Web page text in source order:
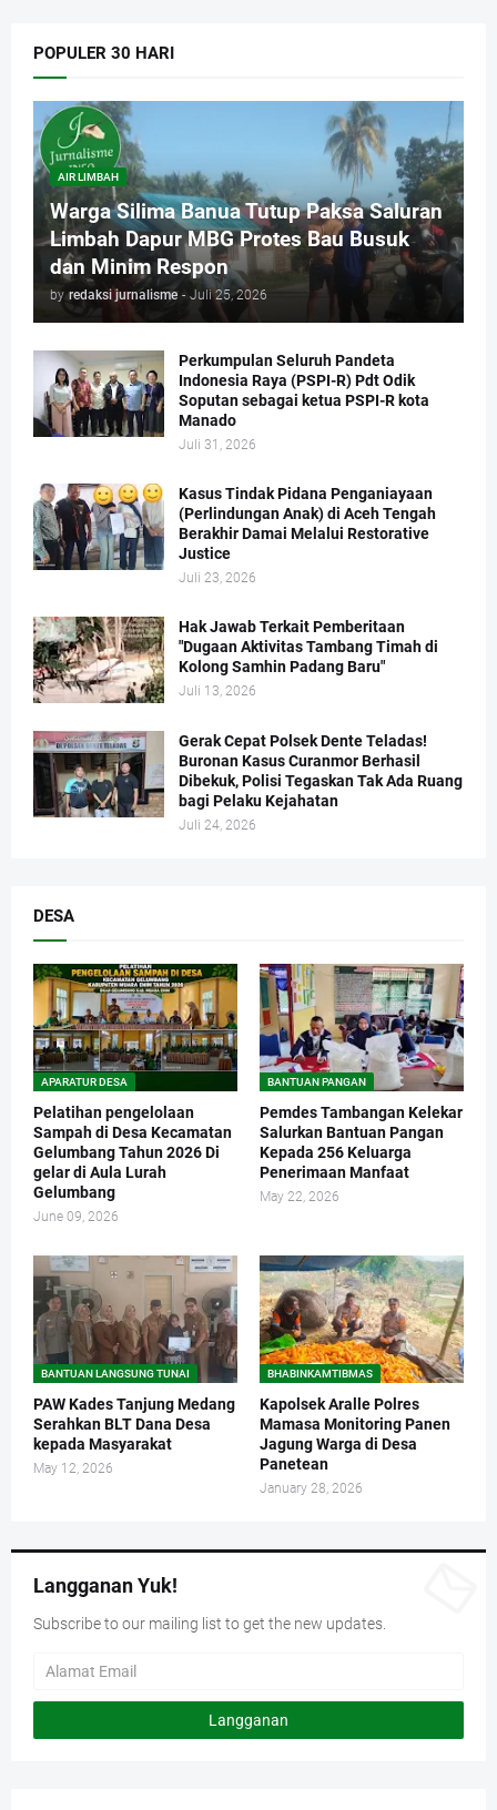
POPULER 30 HARI
AIR LIMBAH
Warga Silima Banua Tutup Paksa Saluran
Limbah Dapur MBG Protes Bau Busuk
dan Minim Respon
by redaksi jurnalisme - Juli 25, 2026
Perkumpulan Seluruh Pandeta
Indonesia Raya (PSPI-R) Pdt Odik
Soputan sebagai ketua PSPI-R kota
Manado
Juli 31, 2026
Kasus Tindak Pidana Penganiayaan
(Perlindungan Anak) di Aceh Tengah
Berakhir Damai Melalui Restorative
Justice
Juli 23, 2026
Hak Jawab Terkait Pemberitaan
"Dugaan Aktivitas Tambang Timah di
Kolong Samhin Padang Baru"
Juli 13, 2026
Gerak Cepat Polsek Dente Teladas!
Buronan Kasus Curanmor Berhasil
Dibekuk, Polisi Tegaskan Tak Ada Ruang
bagi Pelaku Kejahatan
Juli 24, 2026
DESA
APARATUR DESA
Pelatihan pengelolaan
Sampah di Desa Kecamatan
Gelumbang Tahun 2026 Di
gelar di Aula Lurah
Gelumbang
June 09, 2026
BANTUAN PANGAN
Pemdes Tambangan Kelekar
Salurkan Bantuan Pangan
Kepada 256 Keluarga
Penerimaan Manfaat
May 22, 2026
BANTUAN LANGSUNG TUNAI
PAW Kades Tanjung Medang
Serahkan BLT Dana Desa
kepada Masyarakat
May 12, 2026
BHABINKAMTIBMAS
Kapolsek Aralle Polres
Mamasa Monitoring Panen
Jagung Warga di Desa
Panetean
January 28, 2026
Langganan Yuk!
Subscribe to our mailing list to get the new updates.